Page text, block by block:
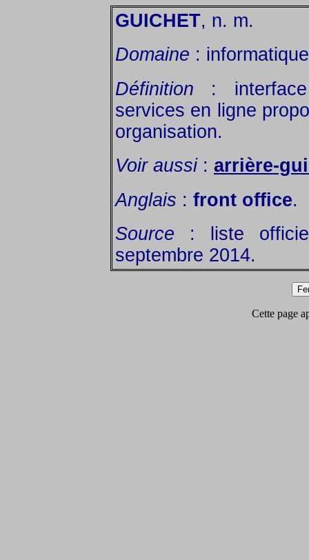
GUICHET, n. m.
Domaine :
Définition : interface
services en ligne
organisation.
Voir aussi: arrière-
Anglais : front office.
Source : liste
septembre 2014.
Cette page